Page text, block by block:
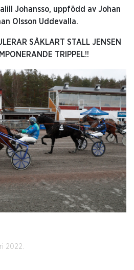
Johansso, uppfödd av Johan
Olsson Uddevalla.
SÅKLART STALL JENSEN
TRIPPEL!!
2022.